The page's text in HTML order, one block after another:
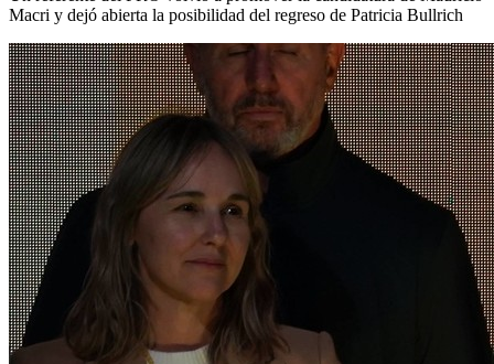
Macri y dejó abierta la posibilidad del regreso de Patricia Bullrich